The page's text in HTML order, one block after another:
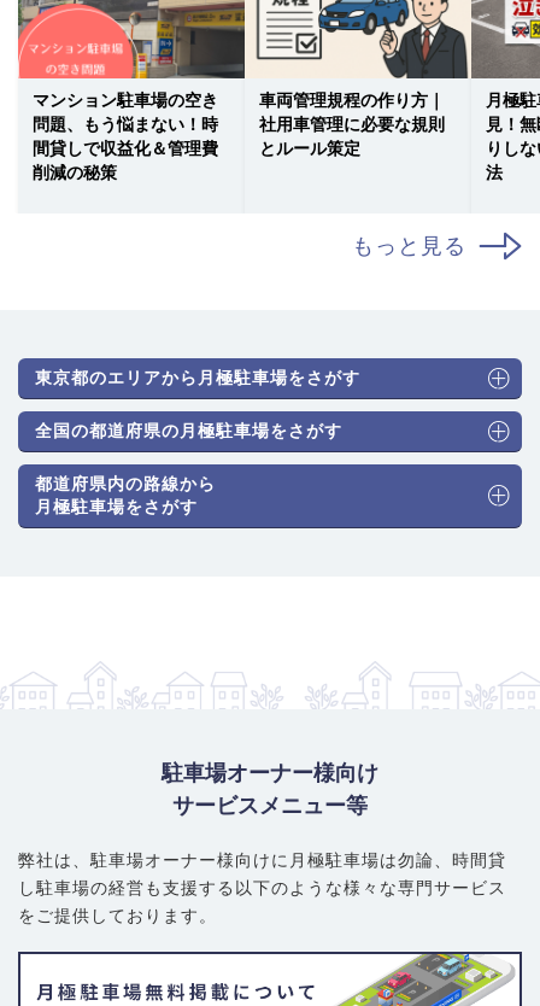
マンション駐車場の空き
問題、もう悩まない！時
間貸しで収益化＆管理費
削減の秘策
車両管理規程の作り方｜
社用車管理に必要な規則
とルール策定
月極
見！
りし
法
もっと見る
東京都のエリアから月極駐車場をさがす
全国の都道府県の月極駐車場をさがす
都道府県内の路線から
月極駐車場をさがす
駐車場オーナー様向け
サービスメニュー等
弊社は、駐車場オーナー様向けに月極駐車場は勿論、 時間貸
し駐車場の経営も支援する以下のような様々な専門サービス
をご提供しております。